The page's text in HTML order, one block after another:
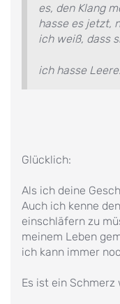
es, den Klang
hasse es jetzt,
ich weiß, dass
ich hasse Leere.
Glücklich:
Als ich deine
Auch ich kenne
einschläfern zu
meinem Leben
ich kann immer
Es ist ein Schmerz